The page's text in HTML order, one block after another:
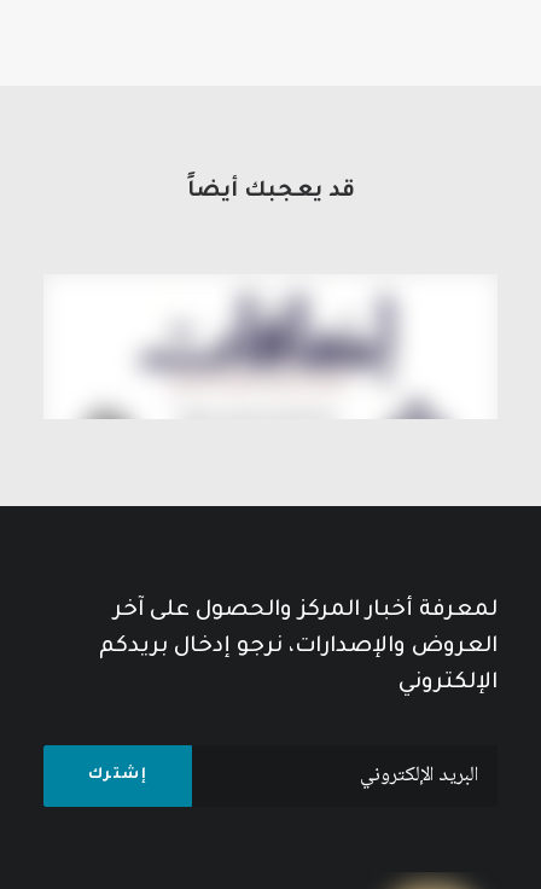
قد يعجبك أيضاً
لمعرفة أخبار المركز والحصول على آخر
العروض والإصدارات، نرجو إدخال بريدكم
الإلكتروني